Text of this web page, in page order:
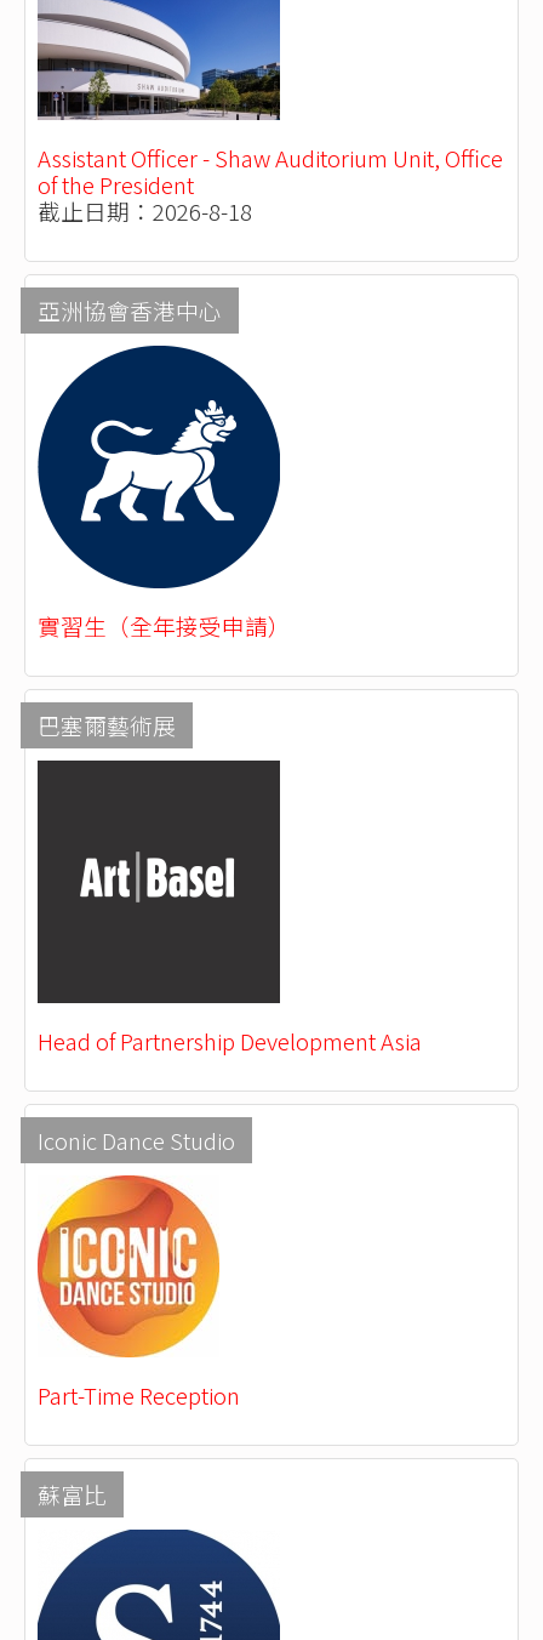
Assistant Officer - Shaw Auditorium Unit, Office
of the President
截止日期：2026-8-18
亞洲協會香港中心
實習生（全年接受申請）
巴塞爾藝術展
Head of Partnership Development Asia
Iconic Dance Studio
Part-Time Reception
蘇富比